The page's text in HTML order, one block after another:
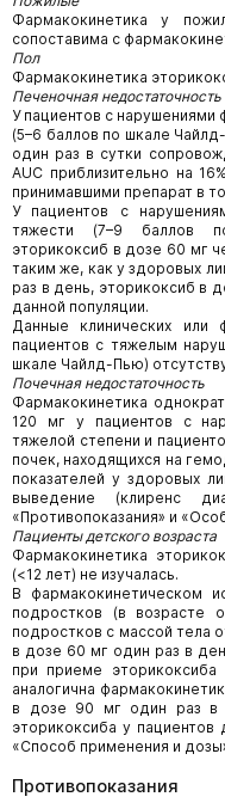
Фармакокинетика у
сопоставима с
Пол
Фармакокинетика
Печеночная недостаточность
У пациентов с нарушениями
(5–6 баллов по шкале
один раз в сутки
AUC приблизительно на
принимавшими препарат в
У пациентов с
тяжести (7–9 баллов
эторикоксиб в дозе 60 мг
таким же, как у здоровых
раз в день, эторикоксиб в
данной популяции.
Данные клинических или
пациентов с тяжелым
шкале Чайлд-Пью)
Почечная недостаточность
Фармакокинетика
120 мг у пациентов с
тяжелой степени и
почек, находящихся на
показателей у здоровых
выведение (клиренс
«Противопоказания» и
Пациенты детского возраста
Фармакокинетика
(<12 лет) не изучалась.
В фармакокинетическом
подростков (в возрасте
подростков с массой тела
в дозе 60 мг один раз в
при приеме
аналогична
в дозе 90 мг один раз в
эторикоксиба у пациентов
«Способ применения и
Противопоказания